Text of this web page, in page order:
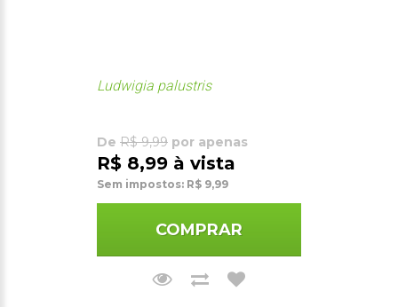
Ludwigia palustris
De R$ 9,99 por apenas
R$ 8,99 à vista
Sem impostos: R$ 9,99
COMPRAR